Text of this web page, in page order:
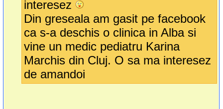
interesez
Din greseala am gasit pe facebook
ca s-a deschis o clinica in Alba si
vine un medic pediatru Karina
Marchis din Cluj. O sa ma interesez
de amandoi